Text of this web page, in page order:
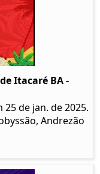
Itacaré BA -
de jan. de 2025.
Andrezão